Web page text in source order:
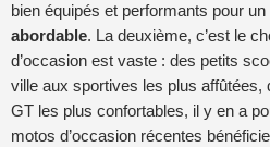
bien équipés et performants pour un
abordable. La deuxième, c’est le
d’occasion est vaste : des petits
ville aux sportives les plus
GT les plus confortables, il y en a
motos d’occasion récentes